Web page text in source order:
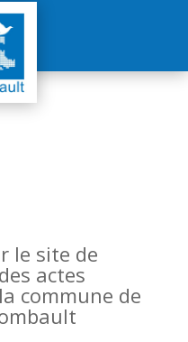
le site de
actes
commune de